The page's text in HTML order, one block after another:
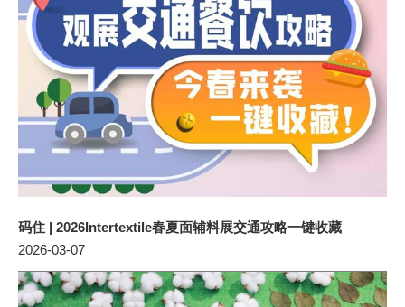
码住 | 2026Intertextile春夏面辅料展交通攻略一键收藏
2026-03-07